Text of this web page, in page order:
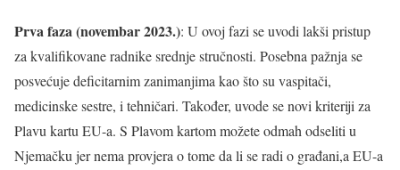
Prva faza (novembar 2023.): U ovoj fazi se uvodi lakši pristup
za kvalifikovane radnike srednje stručnosti. Posebna pažnja se
posvećuje deficitarnim zanimanjima kao što su vaspitači,
medicinske sestre, i tehničari. Također, uvode se novi kriteriji za
Plavu kartu EU-a. S Plavom kartom možete odmah odseliti u
Njemačku jer nema provjera o tome da li se radi o građani,a EU-a